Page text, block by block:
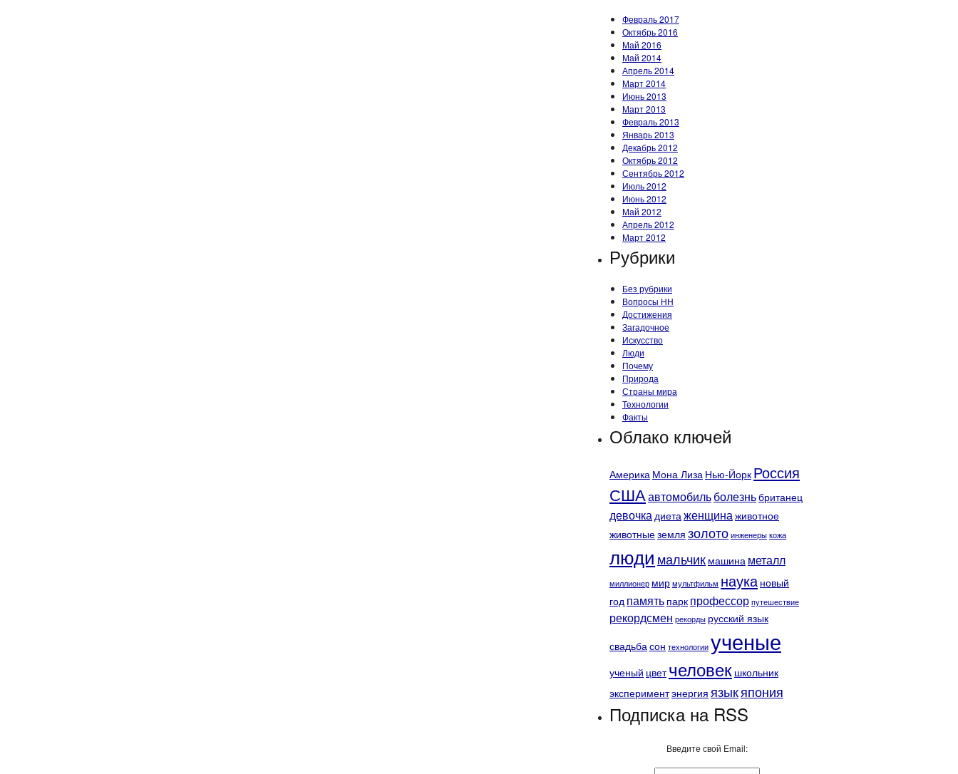
Февраль 2017
Октябрь 2016
Май 2016
Май 2014
Апрель 2014
Март 2014
Июнь 2013
Март 2013
Февраль 2013
Январь 2013
Декабрь 2012
Октябрь 2012
Сентябрь 2012
Июль 2012
Июнь 2012
Май 2012
Апрель 2012
Март 2012
Рубрики
Без рубрики
Вопросы HH
Достижения
Загадочное
Искусство
Люди
Почему
Природа
Страны мира
Технологии
Факты
Облако ключей
Америка Мона Лиза Нью-Йорк Россия
СШАавтомобильболезньбританец
девочка диета женщина животное
животныеземля золото инженеры кожа
люди мальчик машина металл
миллионер мир мультфильм наука новый
год память парк профессор путешествие
рекордсмен рекорды русский язык
свадьба сон технологии ученые
ученый цвет человек школьник
экспериментэнергия языкяпония
Подписка на RSS
Введите свой Email: